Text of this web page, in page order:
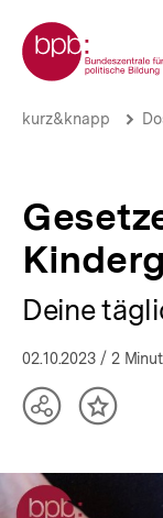
zum
Seiteninhalt
springen
Zur Startseite der bpb
Gesetzesentwurf
tägliche
Dosis
Politik
kurz&knapp
Deine
02.10.2023 / 2
TeilenInhalt